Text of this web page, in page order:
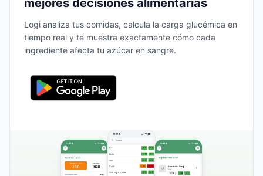
mejores decisiones alimentarias
Logi analiza tus comidas, calcula la carga glucémica en
tiempo real y te muestra exactamente cómo cada
ingrediente afecta tu azúcar en sangre.